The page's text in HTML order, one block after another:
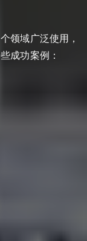
领域广泛使用，
成功案例：